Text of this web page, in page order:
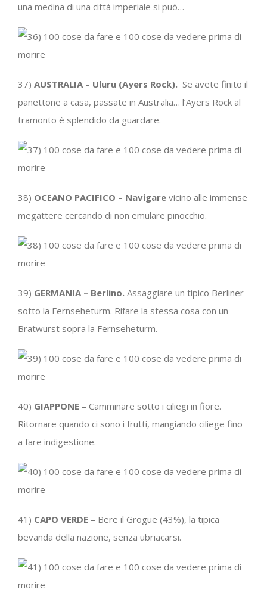
una medina di una città imperiale si può…
37) AUSTRALIA – Uluru (Ayers Rock). Se avete finito il
panettone a casa, passate in Australia… l’Ayers Rock al
tramonto è splendido da guardare.
38) OCEANO PACIFICO – Navigare vicino alle immense
megattere cercando di non emulare pinocchio.
39) GERMANIA – Berlino. Assaggiare un tipico Berliner
sotto la Fernseheturm. Rifare la stessa cosa con un
Bratwurst sopra la Fernseheturm.
40) GIAPPONE – Camminare sotto i ciliegi in fiore.
Ritornare quando ci sono i frutti, mangiando ciliege fino
a fare indigestione.
41) CAPO VERDE – Bere il Grogue (43%), la tipica
bevanda della nazione, senza ubriacarsi.